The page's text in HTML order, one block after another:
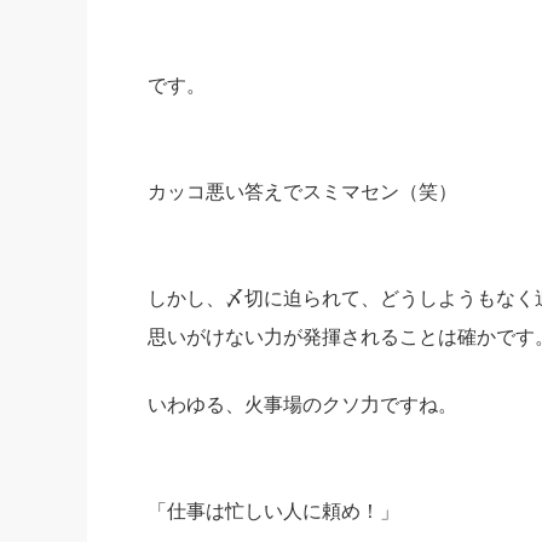
です。
カッコ悪い答えでスミマセン（笑）
しかし、〆切に迫られて、どうしようもなく
思いがけない力が発揮されることは確かです
いわゆる、火事場のクソ力ですね。
「仕事は忙しい人に頼め！」